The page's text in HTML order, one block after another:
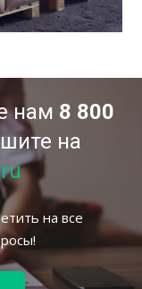
нам 8 800
на
на все